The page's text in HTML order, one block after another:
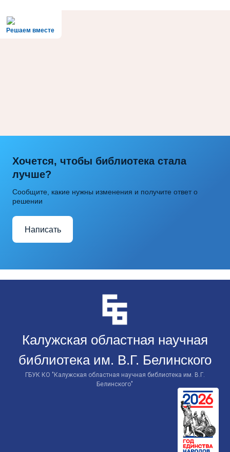
Решаем вместе
Хочется, чтобы библиотека стала
лучше?
Сообщите, какие нужны изменения и получите ответ о
решении
Написать
Калужская областная научная
библиотека им. В.Г. Белинского
ГБУК КО "Калужская областная научная библиотека им. В.Г.
Белинского"